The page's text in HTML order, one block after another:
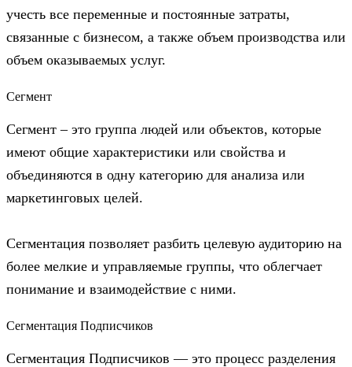
учесть все переменные и постоянные затраты,
связанные с бизнесом, а также объем производства или
объем оказываемых услуг.
Сегмент
Сегмент – это группа людей или объектов, которые
имеют общие характеристики или свойства и
объединяются в одну категорию для анализа или
маркетинговых целей.
Сегментация позволяет разбить целевую аудиторию на
более мелкие и управляемые группы, что облегчает
понимание и взаимодействие с ними.
Сегментация Подписчиков
Сегментация Подписчиков — это процесс разделения